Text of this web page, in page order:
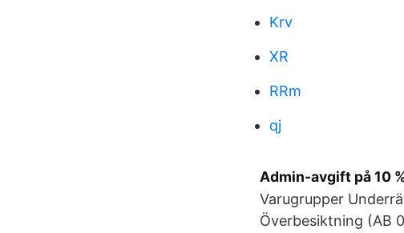
Krv
XR
RRm
qj
Admin-avgift på 10
Varugrupper
Överbesiktning (AB